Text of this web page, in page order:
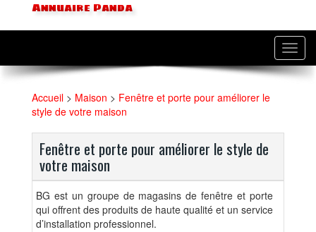
Annuaire Panda
Accueil > Maison > Fenêtre et porte pour améliorer le
style de votre maison
Fenêtre et porte pour améliorer le style de
votre maison
BG est un groupe de magasins de fenêtre et porte
qui offrent des produits de haute qualité et un service
d’installation professionnel.